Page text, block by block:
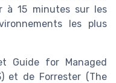
à 15 minutes sur les
les plus
Guide for Managed
et de Forrester (The